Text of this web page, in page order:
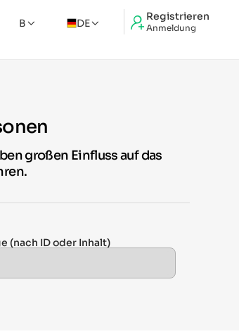
Registrieren
Anmeldung
DE
B
großen Einfluss auf das
(nach ID oder Inhalt)